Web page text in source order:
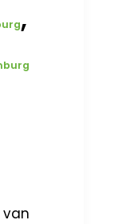
,
van